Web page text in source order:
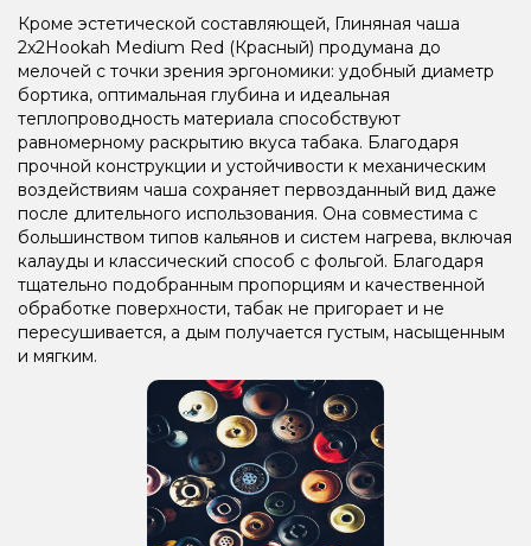
Кроме эстетической составляющей, Глиняная чаша
2x2Hookah Medium Red (Красный) продумана до
мелочей с точки зрения эргономики: удобный диаметр
бортика, оптимальная глубина и идеальная
теплопроводность материала способствуют
равномерному раскрытию вкуса табака. Благодаря
прочной конструкции и устойчивости к механическим
воздействиям чаша сохраняет первозданный вид даже
после длительного использования. Она совместима с
большинством типов кальянов и систем нагрева, включая
калауды и классический способ с фольгой. Благодаря
тщательно подобранным пропорциям и качественной
обработке поверхности, табак не пригорает и не
пересушивается, а дым получается густым, насыщенным
и мягким.